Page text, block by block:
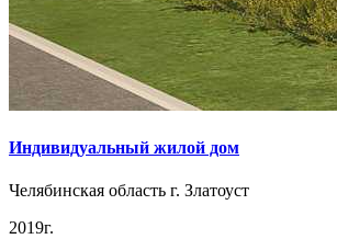
Индивидуальный жилой дом
Челябинская область г. Златоуст
2019г.